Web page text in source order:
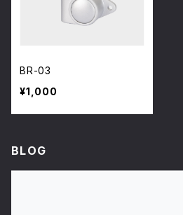
BR-03
¥1,000
BLOG